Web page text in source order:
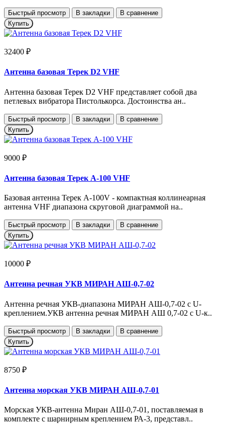
Быстрый просмотр В закладки
В сравнение
Купить
32400 ₽
Антенна базовая Терек D2 VHF
Антенна базовая Терек D2 VHF представляет собой два
петлевых вибратора Пистолькорса. Достоинства ан..
Быстрый просмотр В закладки
В сравнение
Купить
9000 ₽
Антенна базовая Терек А-100 VHF
Базовая антенна Терек A-100V - компактная коллинеарная
антенна VHF диапазона скруговой диаграммой на..
Быстрый просмотр В закладки
В сравнение
Купить
10000 ₽
Антенна речная УКВ МИРАН АШ-0,7-02
Антенна речная УКВ-диапазона МИРАН АШ-0,7-02 с U-
креплением.УКВ антенна речная МИРАН АШ 0,7-02 с U-к..
Быстрый просмотр В закладки
В сравнение
Купить
8750 ₽
Антенна морская УКВ МИРАН АШ-0,7-01
Морская УКВ-антенна Миран АШ-0,7-01, поставляемая в
комплекте с шарнирным креплением РА-3, представл..